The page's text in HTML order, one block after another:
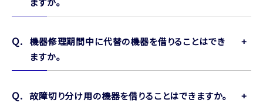
機器修理期間中に代替の機器を借りることはでき
ますか。
故障切り分け用の機器を借りることはできますか。